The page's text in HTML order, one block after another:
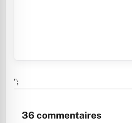
";
36 commentaires